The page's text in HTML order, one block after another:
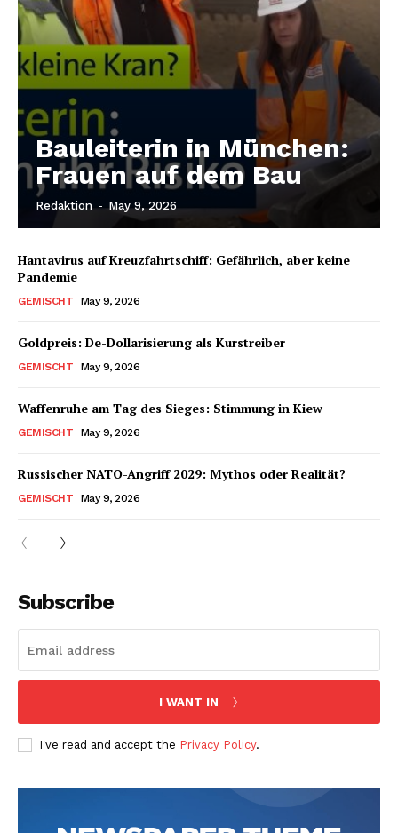
Bauleiterin in München:
Frauen auf dem Bau
Redaktion - May 9, 2026
Hantavirus auf Kreuzfahrtschiff: Gefährlich, aber keine
Pandemie
GEMISCHT May 9, 2026
Goldpreis: De-Dollarisierung als Kurstreiber
GEMISCHT May 9, 2026
Waffenruhe am Tag des Sieges: Stimmung in Kiew
GEMISCHT May 9, 2026
Russischer NATO-Angriff 2029: Mythos oder Realität?
GEMISCHT May 9, 2026
Subscribe
I WANT IN
I've read and accept the Privacy Policy.